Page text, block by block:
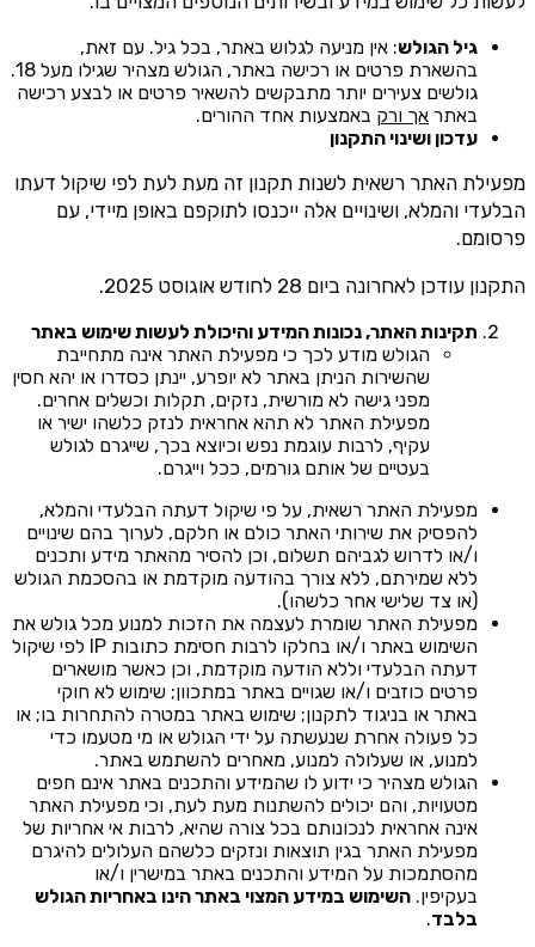
גיל הגולש: אין מניעה לגלוש באתר, בכל גיל. עם זאת,
בהשארת פרטים או רכישה באתר, הגולש מצהיר שגילו מעל 18.
גולשים צעירים יותר מתבקשים להשאיר פרטים או לבצע רכישה
באתר אך ורק באמצעות אחד ההורים.
עדכון ושינוי התקנון
מפעילת האתר רשאית לשנות תקנון זה מעת לעת לפי שיקול דעתו
הבלעדי והמלא, ושינויים אלה ייכנסו לתוקפם באופן מיידי, עם
פרסומם.
התקנון עודכן לאחרונה ביום 28 לחודש אוגוסט 2025.
תקינות האתר, נכונות המידע והיכולת לעשות שימוש באתר
הגולש מודע לכך כי מפעילת האתר אינה מתחייבת
שהשירות הניתן באתר לא יופרע, יינתן כסדרו או יהא חסין
מפני גישה לא מורשית, נזקים, תקלות וכשלים אחרים.
מפעילת האתר לא תהא אחראית לנזק כלשהו ישיר או
עקיף, לרבות עוגמת נפש וכיוצא בכך, שייגרם לגולש
בעטיים של אותם גורמים, ככל וייגרם.
מפעילת האתר רשאית, על פי שיקול דעתה הבלעדי והמלא,
להפסיק את שירותי האתר כולם או חלקם, לערוך בהם שינויים
ו/או לדרוש לגביהם תשלום, וכן להסיר מהאתר מידע ותכנים
ללא שמירתם, ללא צורך בהודעה מוקדמת או בהסכמת הגולש
(או צד שלישי אחר כלשהו).
מפעילת האתר שומרת לעצמה את הזכות למנוע מכל גולש את
השימוש באתר ו/או בחלקו לרבות חסימת כתובות IP לפי שיקול
דעתה הבלעדי וללא הודעה מוקדמת, וכן כאשר מושארים
פרטים כוזבים ו/או שגויים באתר במתכוון; שימוש לא חוקי
באתר או בניגוד לתקנון; שימוש באתר במטרה להתחרות בו; או
כל פעולה אחרת שנעשתה על ידי הגולש או מי מטעמו כדי
למנוע, או שעלולה למנוע, מאחרים להשתמש באתר.
הגולש מצהיר כי ידוע לו שהמידע והתכנים באתר אינם חפים
מטעויות, והם יכולים להשתנות מעת לעת, וכי מפעילת האתר
אינה אחראית לנכונותם בכל צורה שהיא, לרבות אי אחריות של
מפעילת האתר בגין תוצאות ונזקים כלשהם העלולים להיגרם
מהסתמכות על המידע והתכנים באתר במישרין ו/או
בעקיפין. השימוש במידע המצוי באתר הינו באחריות הגולש
בלבד.